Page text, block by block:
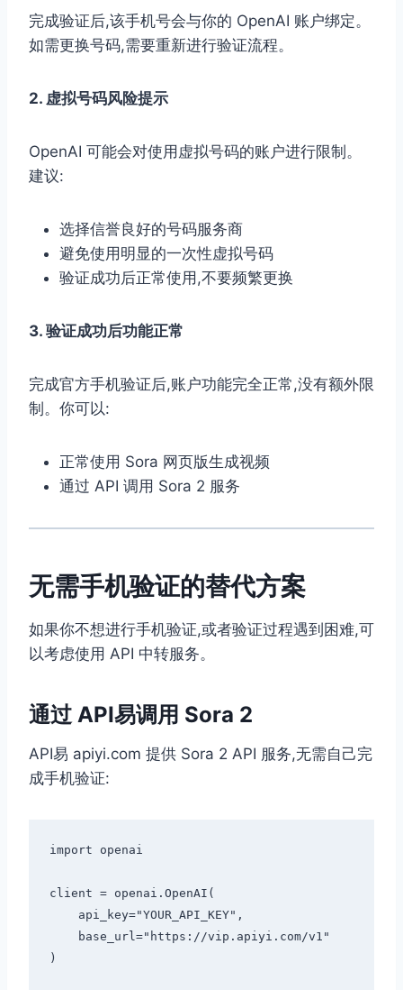
完成验证后,该手机号会与你的 OpenAI 账户绑定。
如需更换号码,需要重新进行验证流程。
2. 虚拟号码风险提示
OpenAI 可能会对使用虚拟号码的账户进行限制。
建议:
选择信誉良好的号码服务商
避免使用明显的一次性虚拟号码
验证成功后正常使用,不要频繁更换
3. 验证成功后功能正常
完成官方手机验证后,账户功能完全正常,没有额外限
制。你可以:
正常使用 Sora 网页版生成视频
通过 API 调用 Sora 2 服务
无需手机验证的替代方案
如果你不想进行手机验证,或者验证过程遇到困难,可
以考虑使用 API 中转服务。
通过 API易调用 Sora 2
API易 apiyi.com 提供 Sora 2 API 服务,无需自己完
成手机验证:
import openai
client = openai.OpenAI(
)